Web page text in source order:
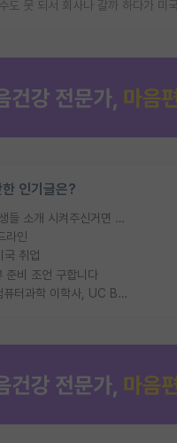
도 못 되서 회사나 갈까 하다가 미
인기글은?
컨택이후 랩매니저, PhD학생들 소개 시켜주신거면 거의 컨펌에 가깝나요?
라인
취업
준비 조언 구합니다
Korea University 수학, 컴퓨터과학 이학사, UC Berkeley 산업공학 대학원 공학박사가 되는 것은 쉽지 않겠죠?